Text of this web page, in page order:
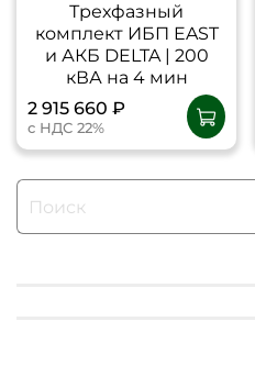
Трехфазный
комплект ИБП EAST
и АКБ DELTA | 200
кВА на 4 мин
2 915 660 ₽
с НДС 22%